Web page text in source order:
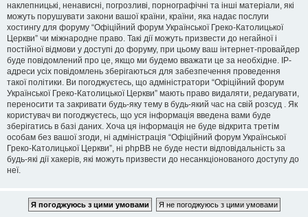
наклепницькі, ненависні, погрозливі, порнографічні та інші матеріали, які
можуть порушувати закони вашої країни, країни, яка надає послуги
хостингу для форуму “Офіційний форум Української Греко-Католицької
Церкви” чи міжнародне право. Такі дії можуть призвести до негайної і
постійної відмови у доступі до форуму, при цьому ваш інтернет-провайдер
буде повідомлений про це, якщо ми будемо вважати це за необхідне. IP-
адреси усіх повідомлень зберігаються для забезпечення проведення
такої політики. Ви погоджуєтесь, що адміністратори “Офіційний форум
Української Греко-Католицької Церкви” мають право видаляти, редагувати,
переносити та закривати будь-яку тему в будь-який час на свій розсуд . Як
користувач ви погоджуєтесь, що уся інформація введена вами буде
зберігатись в базі даних. Хоча ця інформація не буде відкрита третім
особам без вашої згоди, ні адміністрація “Офіційний форум Української
Греко-Католицької Церкви”, ні phpBB не буде нести відповідальність за
будь-які дії хакерів, які можуть призвести до несанкціонованого доступу до
неї.